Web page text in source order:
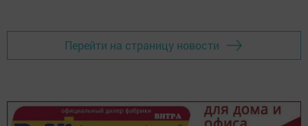
Перейти на страницу новости